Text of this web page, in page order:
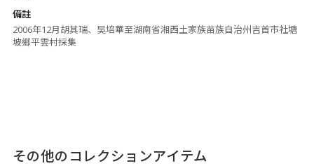
備註
2006年12月胡其瑞、吳培華至湖南省湘西土家族苗族自治州吉首市社塘
坡鄉平雲村採集
その他のコレクションアイテム